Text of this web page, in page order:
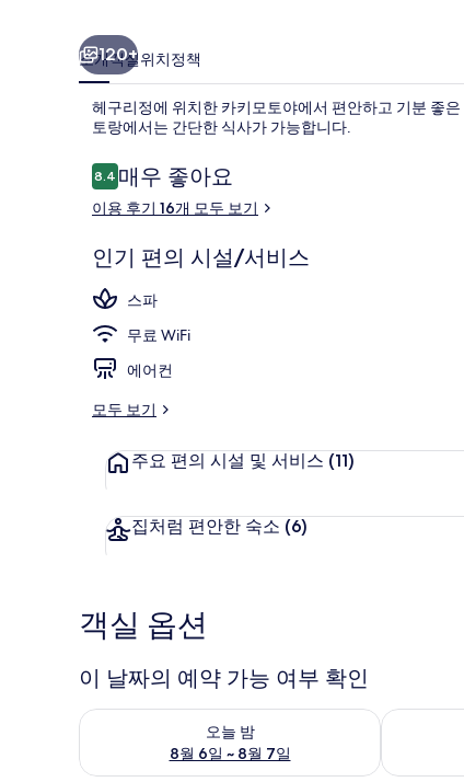
트래디
120+
소개객실위치정책
헤구리정에 위치한 카키모토야에서 편안하고 기분 좋
토랑에서는 간단한 식사가 가능합니다.
이
용
후
8.410점 만점 중 8.4점.
매우 좋아요
이용 후기 16개 모두 보기
인기 편의 시설/서비스
스파
무료 WiFi
에어컨
모두 보기
주요 편의 시설 및 서비스 (11)
집처럼 편안한 숙소 (6)
객실 옵션
이 날짜의 예약 가능 여부 확인
오늘 밤
8월 6일 ~ 8월 7일
오늘 밤 예약 가능 여부 확인, 8월 6일 ~ 8월 7일
내일 예약